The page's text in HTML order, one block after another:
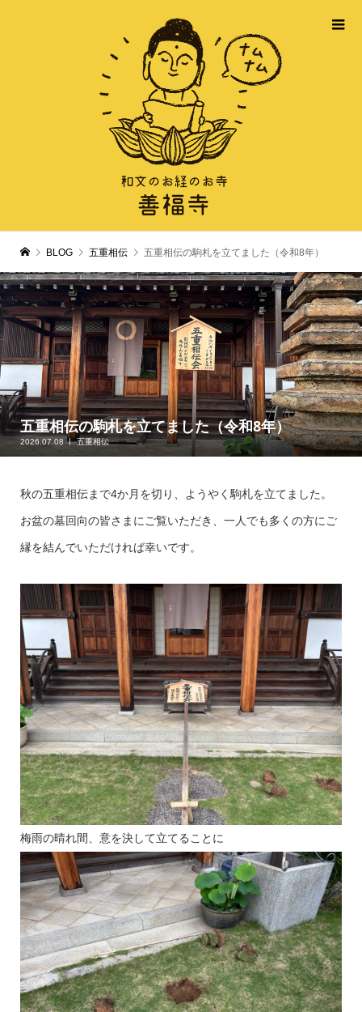
BLOG 五重相伝 五重相伝の駒札を立てました（令和8年）
五重相伝の駒札を立てました（令和8年）
2026.07.08 五重相伝
秋の五重相伝まで4か月を切り、ようやく駒札を立てました。
お盆の墓回向の皆さまにご覧いただき、一人でも多くの方にご
縁を結んでいただければ幸いです。
梅雨の晴れ間、意を決して立てることに